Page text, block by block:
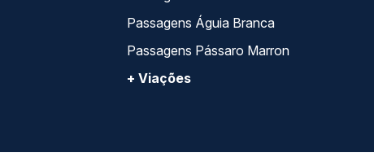
Passagens Águia Branca
Passagens Pássaro Marron
+ Viações